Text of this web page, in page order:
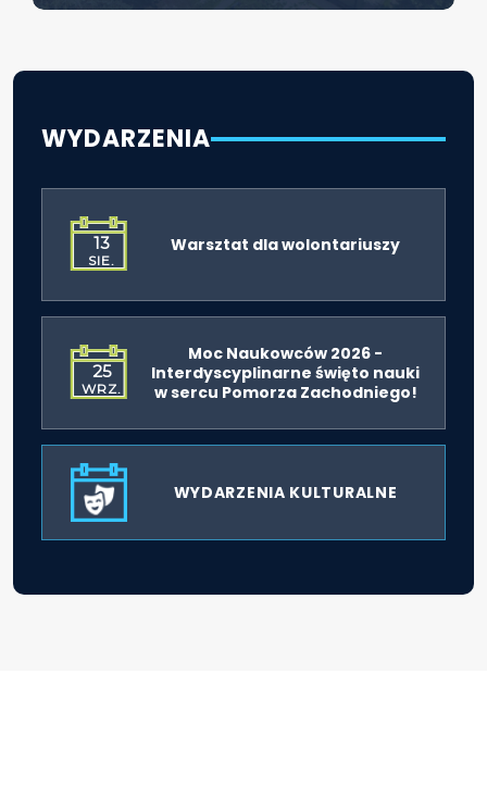
WYDARZENIA
13
SIE.
Warsztat dla wolontariuszy
25
WRZ.
Moc Naukowców 2026 -
Interdyscyplinarne święto nauki
w sercu Pomorza Zachodniego!
WYDARZENIA KULTURALNE